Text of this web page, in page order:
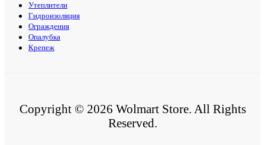
Утеплители
Гидроизоляция
Ограждения
Опалубка
Крепеж
Copyright © 2026 Wolmart Store. All Rights
Reserved.